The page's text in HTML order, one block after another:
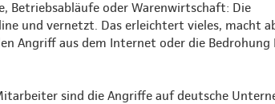
Betriebsabläufe oder Warenwirtschaft: Die
und vernetzt. Das erleichtert vieles, macht
Angriff aus dem Internet oder die Bedrohung
sind die Angriffe auf deutsche